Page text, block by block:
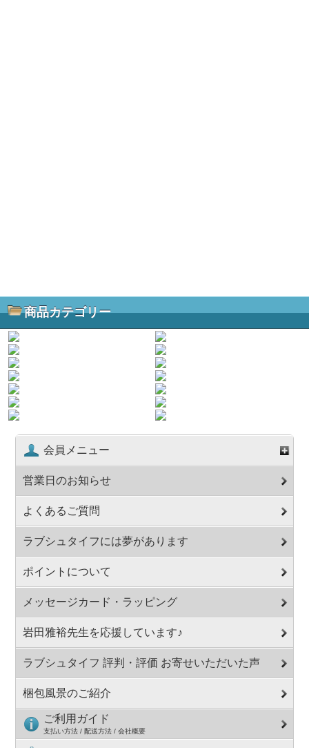
商品カテゴリー
会員メニュー
営業日のお知らせ
よくあるご質問
ラブシュタイフには夢があります
ポイントについて
メッセージカード・ラッピング
岩田雅裕先生を応援しています♪
ラブシュタイフ 評判・評価 お寄せいただいた声
梱包風景のご紹介
ご利用ガイド
支払い方法 / 配送方法 / 会社概要